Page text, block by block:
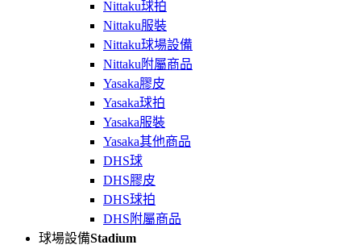
Nittaku球拍
Nittaku服裝
Nittaku球場設備
Nittaku附屬商品
Yasaka膠皮
Yasaka球拍
Yasaka服裝
Yasaka其他商品
DHS球
DHS膠皮
DHS球拍
DHS附屬商品
球場設備Stadium